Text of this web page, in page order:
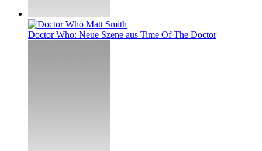
Doctor Who: Neue Szene aus Time Of The Doctor